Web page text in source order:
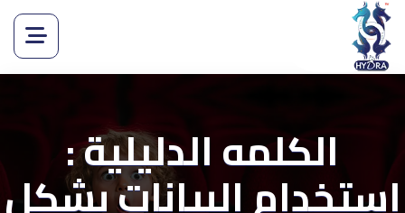
الكلمه الدليلية :
استخدام البيانات بشكل